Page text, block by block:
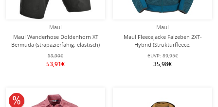
Maul
Maul Wanderhose Doldenhorn XT
Bermuda (strapazierfähig, elastisch)
kurz schwarz Herren
59,90€
53,91€
Maul
Maul Fleecejacke Falzeben 2XT-
Hybrid (Strukturfleece,
atmungsaktiv) petrolblau Herren
eUVP: 89,95€
35,98€
10% reduziert